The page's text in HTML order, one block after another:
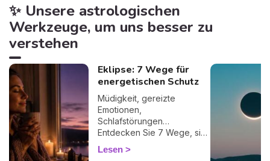
✨ Unsere astrologischen
Werkzeuge, um uns besser zu
verstehen
Eklipse: 7 Wege für
energetischen Schutz
Müdigkeit, gereizte
Emotionen,
Schlafstörungen…
Entdecken Sie 7 Wege, sich
bei einer Finsternis
energetisch zu schützen
Lesen